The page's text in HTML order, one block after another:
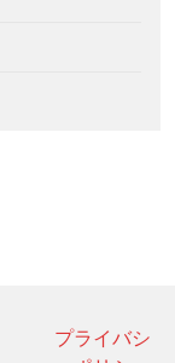
プライバシ